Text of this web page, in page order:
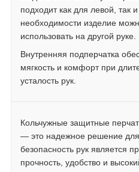
подходит как для левой, так
необходимости изделие
использовать на другой руке.
Внутренняя подперчатка
мягкость и комфорт при
усталость рук.
Кольчужные защитные
— это надежное решение для
безопасность рук является
прочность, удобство и